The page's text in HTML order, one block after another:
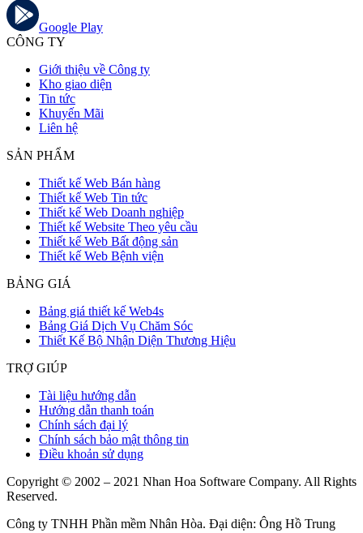
Google Play
CÔNG TY
Giới thiệu về Công ty
Kho giao diện
Tin tức
Khuyến Mãi
Liên hệ
SẢN PHẨM
Thiết kế Web Bán hàng
Thiết kế Web Tin tức
Thiết kế Web Doanh nghiệp
Thiết kế Website Theo yêu cầu
Thiết kế Web Bất động sản
Thiết kế Web Bệnh viện
BẢNG GIÁ
Bảng giá thiết kế Web4s
Bảng Giá Dịch Vụ Chăm Sóc
Thiết Kế Bộ Nhận Diện Thương Hiệu
TRỢ GIÚP
Tài liệu hướng dẫn
Hướng dẫn thanh toán
Chính sách đại lý
Chính sách bảo mật thông tin
Điều khoản sử dụng
Copyright © 2002 – 2021 Nhan Hoa Software Company. All Rights
Reserved.
Công ty TNHH Phần mềm Nhân Hòa. Đại diện: Ông Hồ Trung